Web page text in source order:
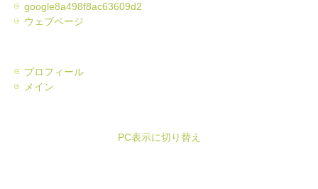
google8a498f8ac63609d2
ウェブページ
プロフィール
メイン
PC表示に切り替え